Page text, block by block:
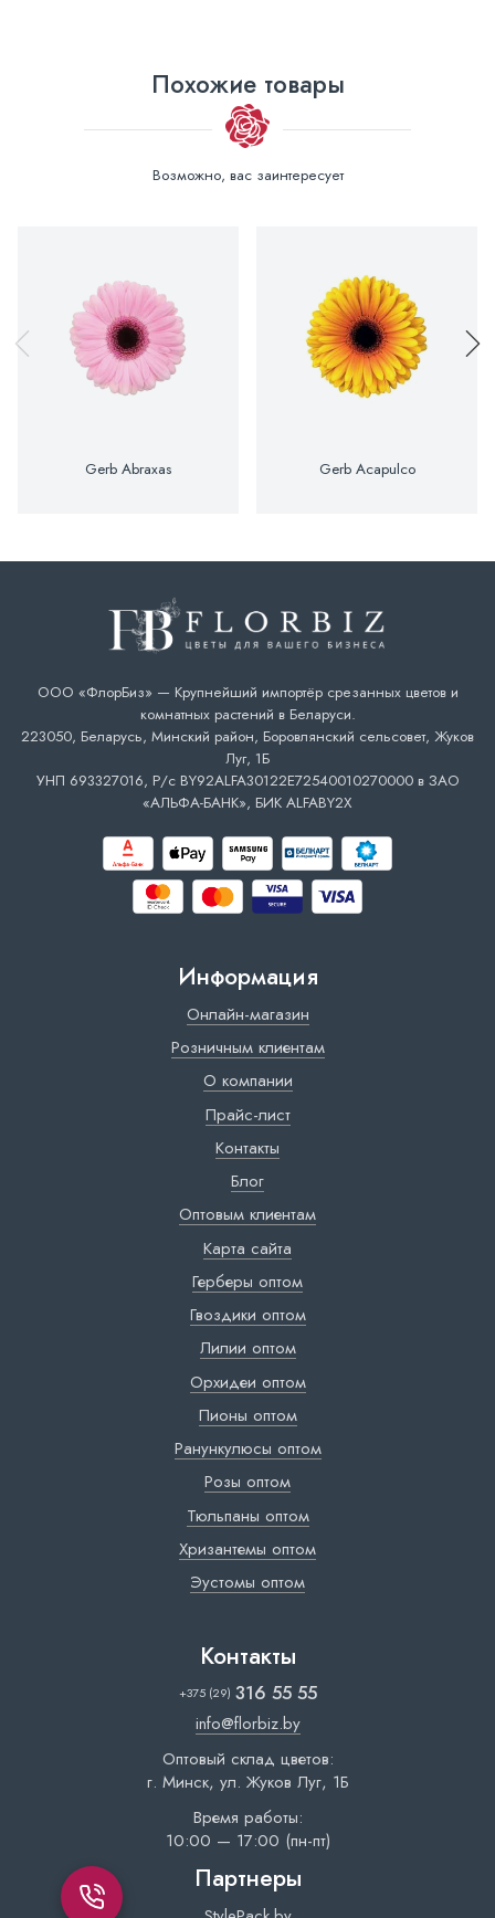
Похожие товары
Возможно, вас заинтересует
Gerb Abraxas Gerb Acapulco
ООО «ФлорБиз» — Крупнейший импортёр срезанных цветов и
комнатных растений в Беларуси.
223050, Беларусь, Минский район, Боровлянский сельсовет, Жуков
Луг, 1Б
УНП 693327016, Р/с BY92ALFA30122E72540010270000 в ЗАО
«АЛЬФА-БАНК», БИК ALFABY2X
Информация
Онлайн-магазин
Розничным клиентам
О компании
Прайс-лист
Контакты
Блог
Оптовым клиентам
Карта сайта
Герберы оптом
Гвоздики оптом
Лилии оптом
Орхидеи оптом
Пионы оптом
Ранункулюсы оптом
Розы оптом
Тюльпаны оптом
Хризантемы оптом
Эустомы оптом
Контакты
+375 (29) 316 55 55
info@florbiz.by
Оптовый склад цветов:
г. Минск, ул. Жуков Луг, 1Б
Время работы:
10:00 — 17:00 (пн-пт)
Партнеры